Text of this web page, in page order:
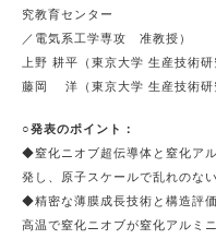
究教育センター
／電気系工学専攻 准教授）
上野 耕平（東京大学 生産技術
藤岡 洋（東京大学 生産技術研
○発表のポイント：
◆窒化ニオブ超伝導体と窒化ア
発し、原子スケールで乱れのな
◆精密な薄膜成長技術と構造評
高温で窒化ニオブが窒化アルミ